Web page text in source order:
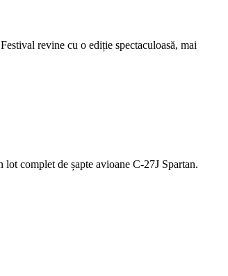
revine cu o ediție spectaculoasă, mai
complet de șapte avioane C‑27J Spartan.